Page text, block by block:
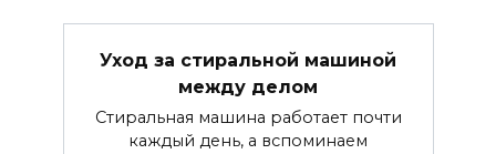
Уход за стиральной машиной
между делом
Стиральная машина работает почти
каждый день, а вспоминаем